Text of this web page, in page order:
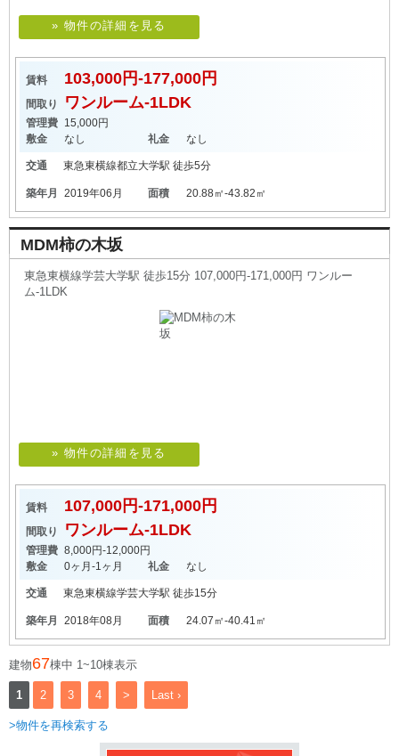
» 物件の詳細を見る
賃料 103,000円-177,000円
間取り ワンルーム-1LDK
管理費 15,000円
敷金
なし 礼金 なし
交通 東急東横線都立大学駅 徒歩5分
築年月 2019年06月 面積 20.88㎡-43.82㎡
MDM柿の木坂
東急東横線学芸大学駅 徒歩15分 107,000円-171,000円 ワンルー
ム-1LDK
» 物件の詳細を見る
賃料 107,000円-171,000円
間取り ワンルーム-1LDK
管理費 8,000円-12,000円
敷金
0ヶ月-1ヶ月 礼金 なし
交通 東急東横線学芸大学駅 徒歩15分
築年月 2018年08月 面積 24.07㎡-40.41㎡
建物67棟中 1~10棟表示
1 2 3 4 > Last ›
>物件を再検索する